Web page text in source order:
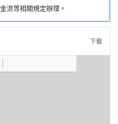
流等相關規定辦理。
下載